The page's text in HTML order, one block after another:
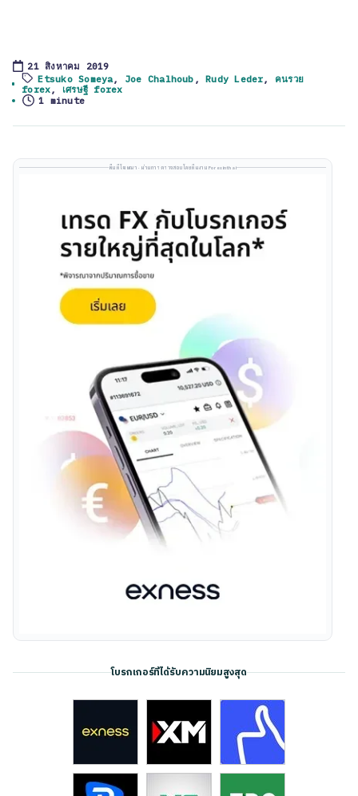
21 สิงหาคม 2019
Tags:Etsuko Someya, Joe Chalhoub ,Rudy Leder , คนรวย
forex, เศรษฐี forex
1 minute
พื้นที่โฆษณา · ผ่านการตรวจสอบโดยทีมงาน Forexinthai
โบรกเกอร์ที่ได้รับความนิยมสูงสุด